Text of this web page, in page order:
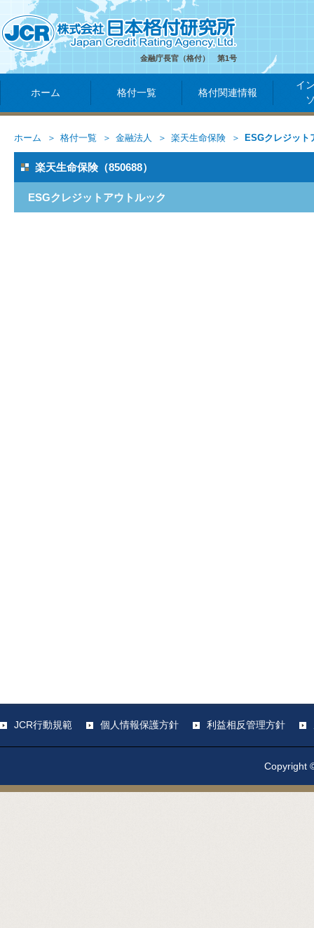
金融庁長官（格付） 第1号
ホーム 格付一覧 格付関連情報
イ
ホーム 格付一覧 金融法人 楽天生命保険 ESGクレジット
楽天生命保険（850688）
ESGクレジットアウトルック
JCR行動規範 個人情報保護方針 利益相反管理方針
Copyright